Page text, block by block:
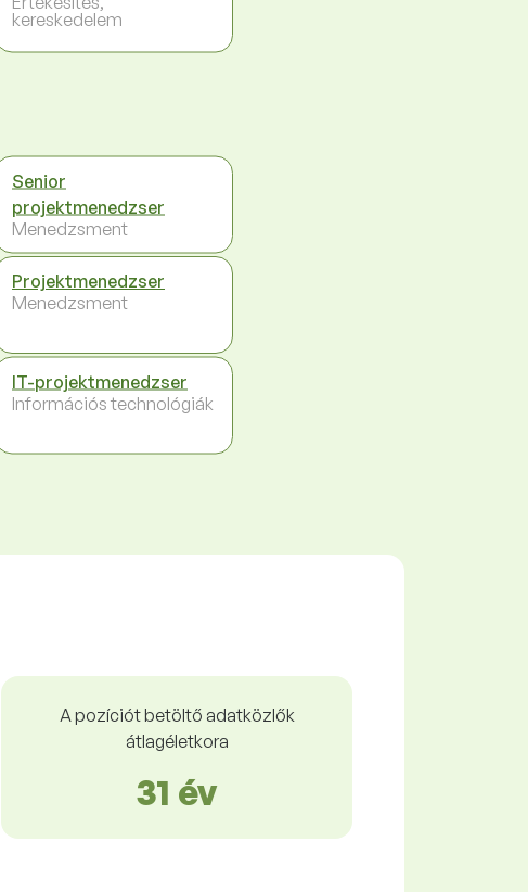
kereskedelem
Senior
projektmenedzser
Menedzsment
Projektmenedzser
Menedzsment
IT-projektmenedzser
Információs technológiák
A pozíciót betöltő adatközlők
átlagéletkora
31 év